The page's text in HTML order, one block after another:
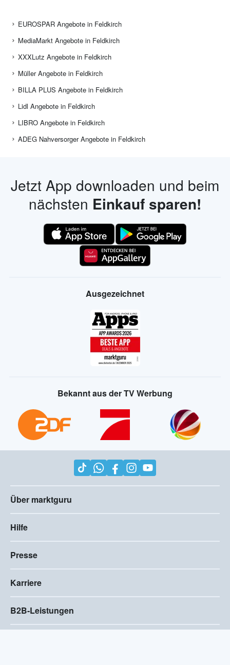
EUROSPAR Angebote in Feldkirch
MediaMarkt Angebote in Feldkirch
XXXLutz Angebote in Feldkirch
Müller Angebote in Feldkirch
BILLA PLUS Angebote in Feldkirch
Lidl Angebote in Feldkirch
LIBRO Angebote in Feldkirch
ADEG Nahversorger Angebote in Feldkirch
Jetzt App downloaden und beim
nächsten Einkauf sparen!
Ausgezeichnet
Bekannt aus der TV Werbung
Über marktguru
Hilfe
Presse
Karriere
B2B-Leistungen